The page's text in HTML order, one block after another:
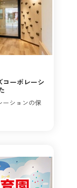
コーポレーシ
ーションの保